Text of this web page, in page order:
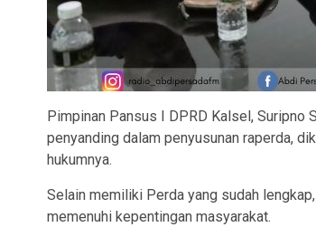
Pimpinan Pansus I DPRD Kalsel, Suripno
penyanding dalam penyusunan raperda,
hukumnya.
Selain memiliki Perda yang sudah
memenuhi kepentingan masyarakat.